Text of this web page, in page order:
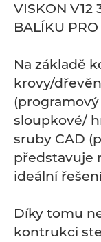
VISKON
BALÍKU
Na základě
krovy/
sloupkové/
sruby CAD
představuje
ideální
Díky tomu
kontrukci